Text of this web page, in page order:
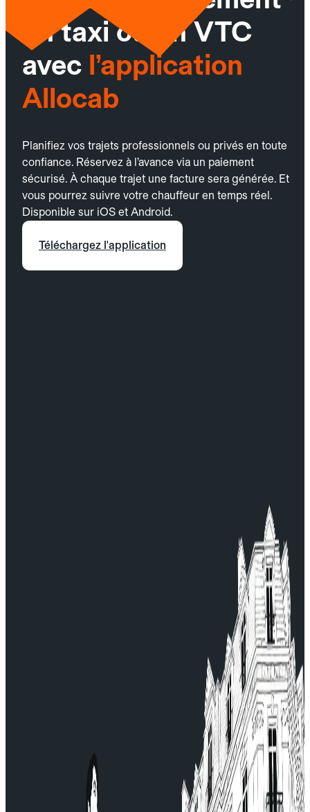
un taxi ou un VTC
avec l’application
Allocab
Planifiez vos trajets professionnels ou privés en toute
confiance. Réservez à l’avance via un paiement
sécurisé. À chaque trajet une facture sera générée. Et
vous pourrez suivre votre chauffeur en temps réel.
Disponible sur iOS et Android.
Téléchargez l'application